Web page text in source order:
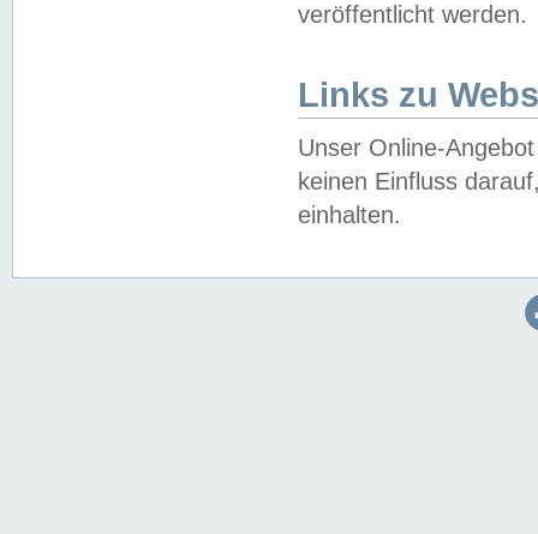
veröffentlicht werden.
Links zu
Unser Online-
keinen Einfluss
einhalten.